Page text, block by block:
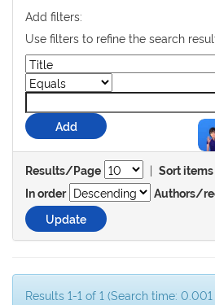
Add filters:
Use filters to refine the search
Results/Page | Sort
In order
Authors/
Results 1-1 of 1 (Search time: 0.001